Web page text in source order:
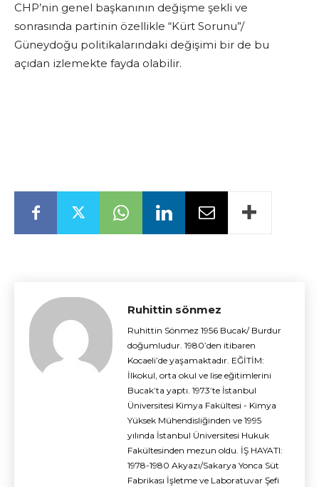
CHP’nin genel başkanının değişme şekli ve
sonrasında partinin özellikle “Kürt Sorunu”/
Güneydoğu politikalarındaki değişimi bir de bu
açıdan izlemekte fayda olabilir.
Ruhittin sönmez
Ruhittin Sönmez 1956 Bucak/ Burdur
doğumludur. 1980’den itibaren
Kocaeli’de yaşamaktadır. EĞİTİM:
İlkokul, orta okul ve lise eğitimlerini
Bucak’ta yaptı. 1973’te İstanbul
Üniversitesi Kimya Fakültesi - Kimya
Yüksek Mühendisliğinden ve 1995
yılında İstanbul Üniversitesi Hukuk
Fakültesinden mezun oldu. İŞ HAYATI:
1978-1980 Akyazı/Sakarya Yonca Süt
Fabrikası İşletme ve Laboratuvar Şefi